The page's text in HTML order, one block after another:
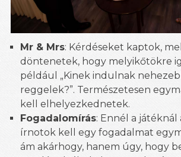
Mr & Mrs: Kérdéseket kaptok,
döntenetek, hogy melyikőtökre
például „Kinek indulnak
reggelek?”. Természetesen
kell elhelyezkednetek.
Fogadalomírás: Ennél a
írnotok kell egy fogadalmat
ám akárhogy, hanem úgy, hogy